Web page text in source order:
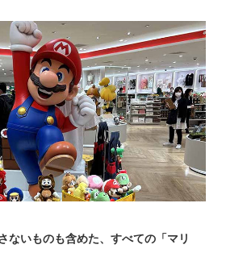
ないものも含めた、すべての「マリ